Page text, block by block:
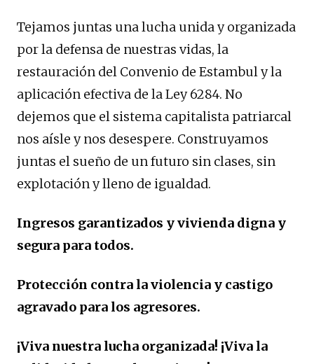
Tejamos juntas una lucha unida y organizada
por la defensa de nuestras vidas, la
restauración del Convenio de Estambul y la
aplicación efectiva de la Ley 6284. No
dejemos que el sistema capitalista patriarcal
nos aísle y nos desespere. Construyamos
juntas el sueño de un futuro sin clases, sin
explotación y lleno de igualdad.
Ingresos garantizados y vivienda digna y
segura para todos.
Protección contra la violencia y castigo
agravado para los agresores.
¡Viva nuestra lucha organizada! ¡Viva la